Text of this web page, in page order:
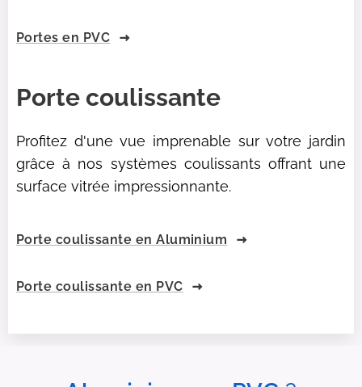
Portes en PVC
Porte coulissante
Profitez d'une vue imprenable sur votre jardin
grâce à nos systèmes coulissants offrant une
surface vitrée impressionnante.
Porte coulissante en Aluminium
Porte coulissante en PVC